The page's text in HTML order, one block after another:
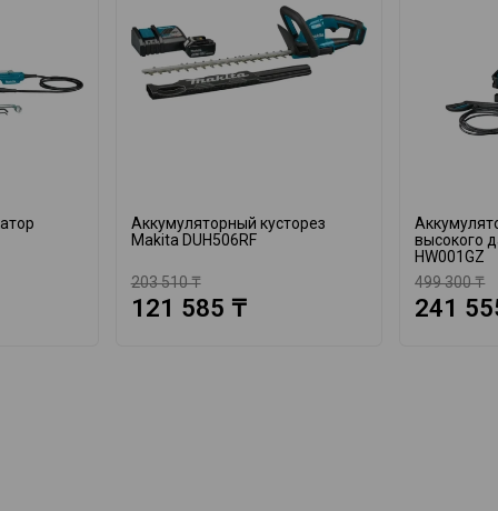
Аккумуляторный кусторез
Makita DUH506RF
203 510 ₸
121 585 ₸
высокого
HW001GZ
499 300 ₸
241